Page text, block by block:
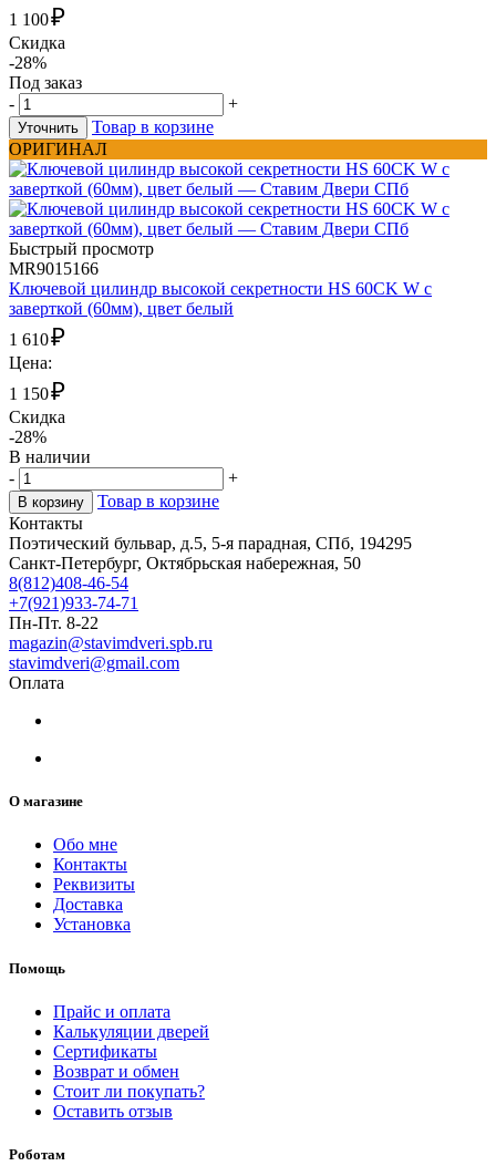
1 100₽
Скидка
-28%
Под заказ
-
+
Уточнить
Товар в корзине
ОРИГИНАЛ
Быстрый просмотр
MR9015166
Ключевой цилиндр высокой секретности HS 60CK W с
заверткой (60мм), цвет белый
1 610₽
Цена:
1 150₽
Скидка
-28%
В наличии
-
+
В корзину
Товар в корзине
Контакты
Поэтический бульвар, д.5, 5-я парадная, СПб, 194295
Санкт-Петербург, Октябрьская набережная, 50
8(812)408-46-54
+7(921)933-74-71
Пн-Пт. 8-22
magazin@stavimdveri.spb.ru
stavimdveri@gmail.com
Оплата
О магазине
Обо мне
Контакты
Реквизиты
Доставка
Установка
Помощь
Прайс и оплата
Калькуляции дверей
Сертификаты
Возврат и обмен
Стоит ли покупать?
Оставить отзыв
Роботам